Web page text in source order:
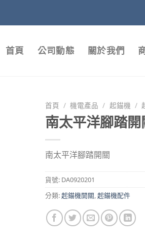
首頁 公司動態 關於我們
首頁 / 機電產品 / 起錨機 /
南太平洋腳踏開
南太平洋腳踏開關
貨號: DA0920201
分類:起錨機開關,起錨機配件